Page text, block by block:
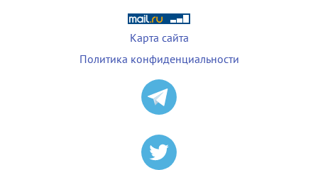
Карта сайта
Политика конфиденциальности